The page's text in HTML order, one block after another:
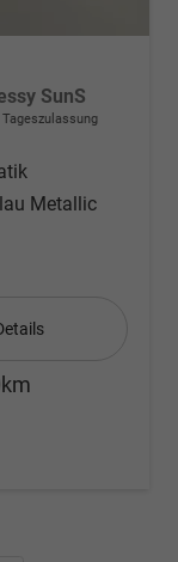
SunS
Metallic